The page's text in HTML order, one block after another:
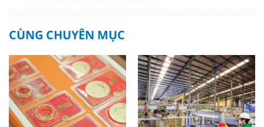
CÙNG CHUYÊN MỤC